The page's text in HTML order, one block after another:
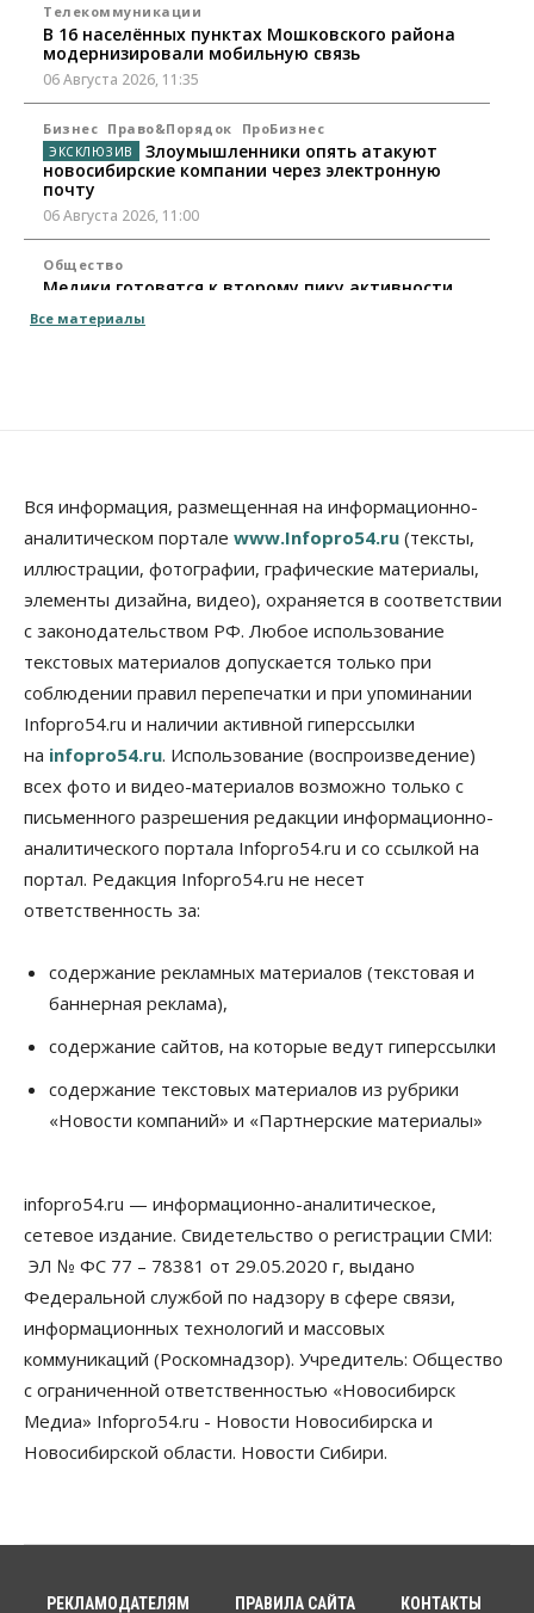
Телекоммуникации
В 16 населённых пунктах Мошковского района
модернизировали мобильную связь
06 Августа 2026, 11:35
Бизнес Право&Порядок ПроБизнес
Злоумышленники опять атакуют
новосибирские компании через электронную
почту
06 Августа 2026, 11:00
Общество
Медики готовятся к второму пику активности
06 Августа 2026, 10:00
Бизнес
Застройщики Новосибирска
доплатили налоги на сумму почти 700 млн рублей
06 Августа 2026, 08:00
Власть
От регоператора Новосибирска потребовали
погасить долги на два миллиарда
05 Августа 2026, 19:00
Власть Отставки И Назначения
Министра транспорта Новосибирской области
будут согласовывать в Москве
05 Августа 2026, 18:30
Власть Город Общество
В мэрии Новосибирска объяснили ситуацию с
пешеходной зоной на улице Ленина
05 Августа 2026, 18:00
Бизнес Власть
Независимые АЗС Новосибирска
получают до 20% топлива, прописанного в
05 Августа 2026, 17:00
Власть
Губернатор поблагодарил новосибирских
Бизнес Общество
Самые популярные у
предпринимателей сферы бизнеса назвали в
05 Августа 2026, 16:00
Недвижимость
Летний марафон скидок в ГК «Расцветай — до 16
августа
05 Августа 2026, 15:55
05 Августа 2026, 15:30
Все материалы
Вся информация, размещенная на информационно-
аналитическом портале www.Infopro54.ru (тексты,
иллюстрации, фотографии, графические материалы,
элементы дизайна, видео), охраняется в соответствии
с законодательством РФ. Любое использование
текстовых материалов допускается только при
соблюдении правил перепечатки и при упоминании
Infopro54.ru и наличии активной гиперссылки
на infopro54.ru. Использование (воспроизведение)
всех фото и видео-материалов возможно только с
письменного разрешения редакции информационно-
аналитического портала Infopro54.ru и со ссылкой на
портал. Редакция Infopro54.ru не несет
ответственность за:
содержание рекламных материалов (текстовая и
баннерная реклама),
содержание сайтов, на которые ведут гиперссылки
содержание текстовых материалов из рубрики
«Новости компаний» и «Партнерские материалы»
infopro54.ru — информационно-аналитическое,
сетевое издание. Свидетельство о регистрации СМИ:
ЭЛ № ФС 77 – 78381 от 29.05.2020 г, выдано
Федеральной службой по надзору в сфере связи,
информационных технологий и массовых
коммуникаций (Роскомнадзор). Учредитель: Общество
с ограниченной ответственностью «Новосибирск
Медиа» Infopro54.ru - Новости Новосибирска и
Новосибирской области. Новости Сибири.
РЕКЛАМОДАТЕЛЯМ ПРАВИЛА САЙТА КОНТАКТЫ